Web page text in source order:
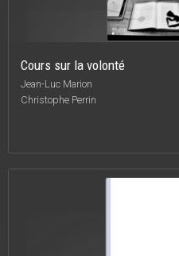
Cours sur la volonté
Jean-Luc Marion
Christophe Perrin